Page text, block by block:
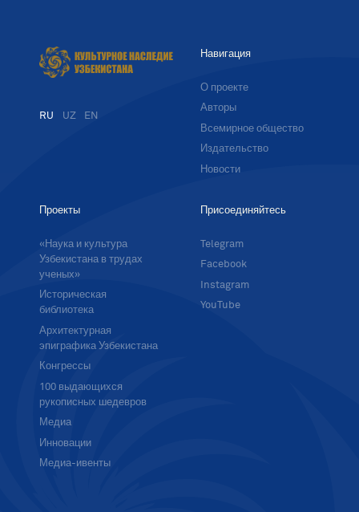
RU UZ EN
Навигация
О проекте
Авторы
Всемирное общество
Издательство
Новости
Проекты
«Наука и культура
Узбекистана в трудах
ученых»
Историческая
библиотека
Архитектурная
эпиграфика Узбекистана
Конгрессы
100 выдающихся
рукописных шедевров
Медиа
Инновации
Медиа-ивенты
Присоединяйтесь
Telegram
Facebook
Instagram
YouTube